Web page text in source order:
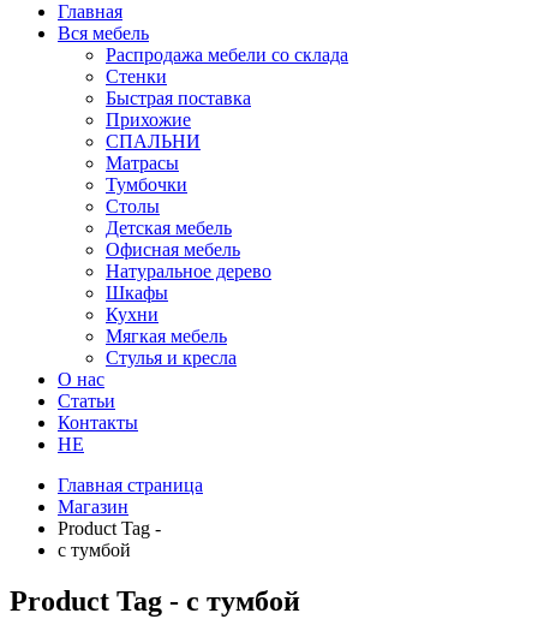
Главная
Вся мебель
Распродажа мебели со склада
Стенки
Быстрая поставка
Прихожие
СПАЛЬНИ
Матрасы
Тумбочки
Столы
Детская мебель
Офисная мебель
Натуральное дерево
Шкафы
Кухни
Мягкая мебель
Стулья и кресла
О нас
Статьи
Контакты
HE
Главная страница
Магазин
Product Tag -
с тумбой
Product Tag - с тумбой